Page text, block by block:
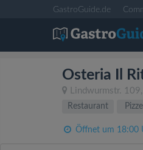
GastroGuide.de
Osteria Il
Lindwurmstr. 109,
Restaurant
Öffnet um 18:00